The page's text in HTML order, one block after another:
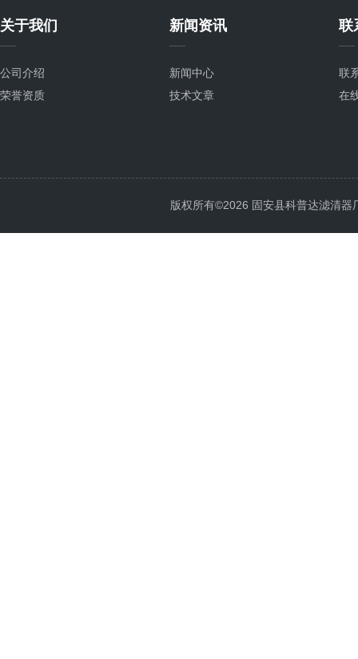
关于我们
公司介绍
荣誉资质
新闻资讯
新闻中心
技术文章
联
联
在
版权所有©2026 固安县科普达滤清